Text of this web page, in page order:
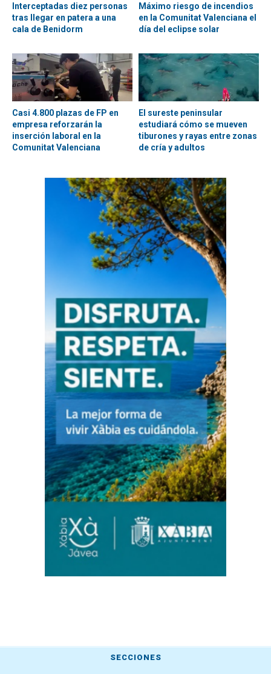
Interceptadas diez personas
tras llegar en patera a una
cala de Benidorm
Máximo riesgo de incendios
en la Comunitat Valenciana el
día del eclipse solar
Casi 4.800 plazas de FP en
empresa reforzarán la
inserción laboral en la
Comunitat Valenciana
El sureste peninsular
estudiará cómo se mueven
tiburones y rayas entre zonas
de cría y adultos
SECCIONES